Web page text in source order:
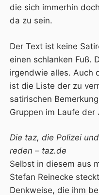
die sich immerhin
da zu sein.
Der Text ist keine
einen schlanken Fuß.
irgendwie alles. Auch
ist die Liste der zu
satirischen
Gruppen im Laufe der
Die taz, die Polizei
reden – taz.de
Selbst in diesem aus
Stefan Reinecke
Denkweise, die ihm